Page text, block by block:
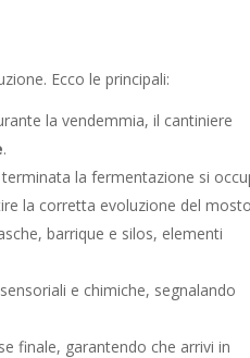
Ecco le principali:
la vendemmia, il cantiniere
.
la fermentazione si
la corretta evoluzione del
barrique e silos, elementi
e chimiche, segnalando
finale, garantendo che arrivi in